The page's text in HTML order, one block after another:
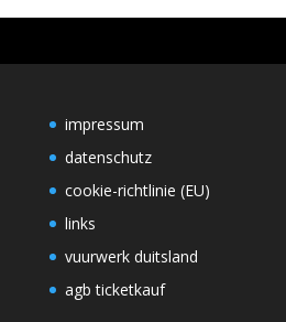
impressum
datenschutz
cookie-richtlinie (EU)
links
vuurwerk duitsland
agb ticketkauf